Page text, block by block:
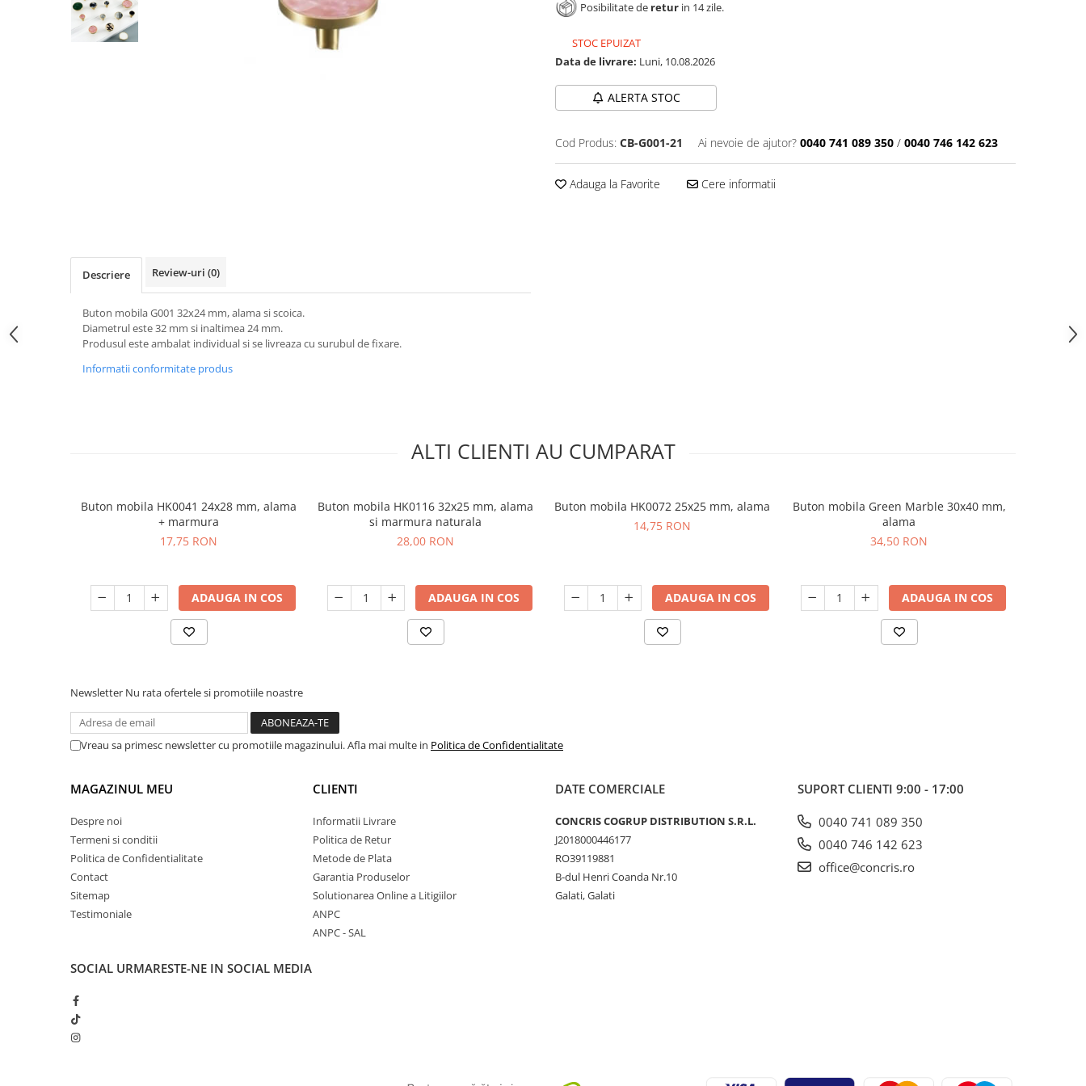
Console rafturi polite
Solutii de curatat & adezivi
Clesti/ patenti
Posibilitate de retur in 14 zile.
STOC EPUIZAT
Data de livrare: Luni, 10.08.2026
ALERTA STOC
Cod Produs: CB-G001-21 Ai nevoie de ajutor? 0040 741 089 350 / 0040 746 142 623
Adauga la Favorite Cere informatii
Descriere Review-uri (0)
Buton mobila G001 32x24 mm, alama si scoica.
Diametrul este 32 mm si inaltimea 24 mm.
Produsul este ambalat individual si se livreaza cu surubul de fixare.
Informatii conformitate produs
ALTI CLIENTI AU CUMPARAT
Buton mobila HK0041 24x28 mm, alama
+ marmura
17,75 RON
ADAUGA IN COS
Buton mobila HK0116 32x25 mm, alama
si marmura naturala
28,00 RON
ADAUGA IN COS
Buton mobila HK0072 25x25 mm, alama
14,75 RON
ADAUGA IN COS
Buton mobila Green Marble 30x40 mm,
alama
34,50 RON
ADAUGA IN COS
Newsletter Nu rata ofertele si promotiile noastre
Vreau sa primesc newsletter cu promotiile magazinului. Afla mai multe in Politica de Confidentialitate
MAGAZINUL MEU
Despre noi
Termeni si conditii
Politica de Confidentialitate
Contact
Sitemap
Testimoniale
CLIENTI
Informatii Livrare
Politica de Retur
Metode de Plata
Garantia Produselor
Solutionarea Online a Litigiilor
ANPC
ANPC - SAL
DATE COMERCIALE
CONCRIS COGRUP DISTRIBUTION S.R.L.
J2018000446177
RO39119881
B-dul Henri Coanda Nr.10
Galati, Galati
SUPORT CLIENTI 9:00 - 17:00
0040 741 089 350
0040 746 142 623
office@concris.ro
SOCIAL URMARESTE-NE IN SOCIAL MEDIA